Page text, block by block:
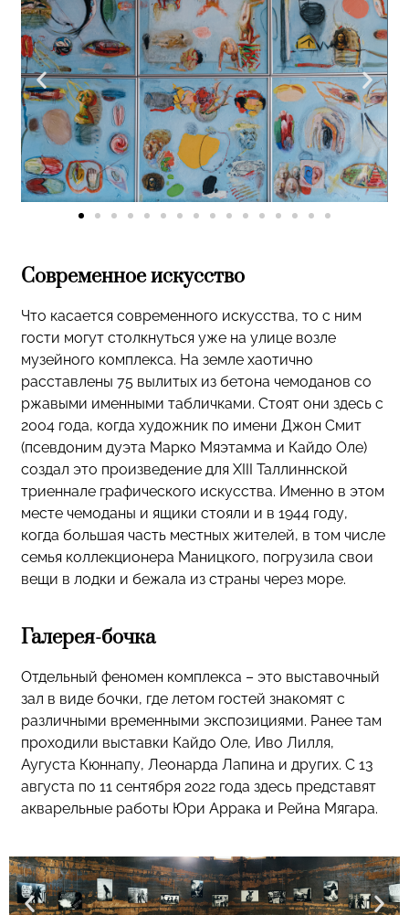
Современное искусство
Что касается современного искусства, то с ним
гости могут столкнуться уже на улице возле
музейного комплекса. На земле хаотично
расставлены 75 вылитых из бетона чемоданов со
ржавыми именными табличками. Стоят они здесь с
2004 года, когда художник по имени Джон Смит
(псевдоним дуэта Марко Мяэтамма и Кайдо Оле)
создал это произведение для XIII Таллиннской
триеннале графического искусства. Именно в этом
месте чемоданы и ящики стояли и в 1944 году,
когда большая часть местных жителей, в том числе
семья коллекционера Маницкого, погрузила свои
вещи в лодки и бежала из страны через море.
Галерея-бочка
Отдельный феномен комплекса – это выставочный
зал в виде бочки, где летом гостей знакомят с
различными временными экспозициями. Ранее там
проходили выставки Кайдо Оле, Иво Лилля,
Аугуста Кюннапу, Леонарда Лапина и других. С 13
августа по 11 сентября 2022 года здесь представят
акварельные работы Юри Аррака и Рейна Мягара.